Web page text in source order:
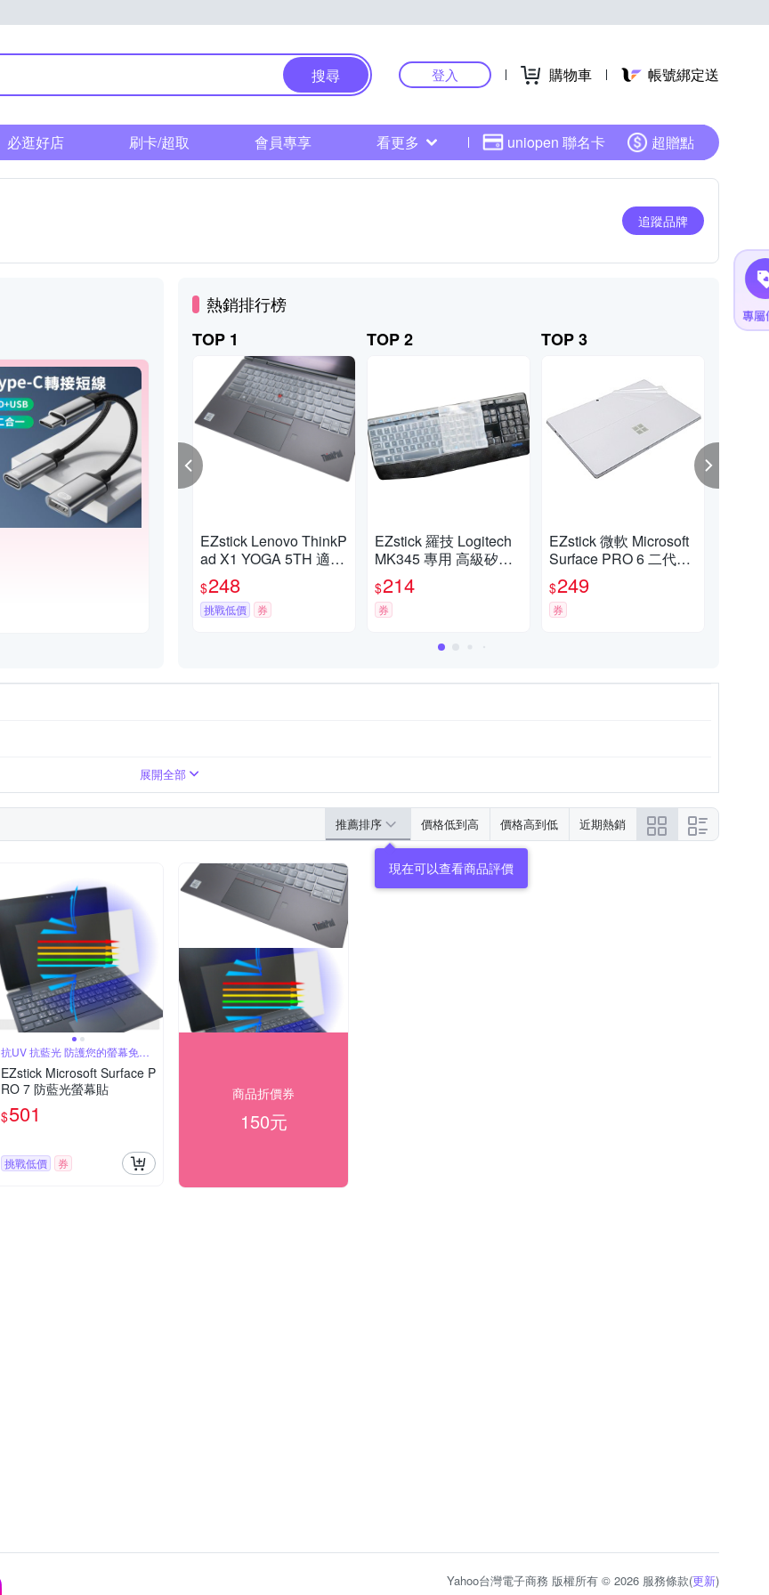
搜尋 登入 購物車 帳號綁定送
必逛好店 刷卡/超取 會員專享 看更多 uniopen 聯名卡 超贈點
追蹤品牌
熱銷排行榜
TOP 1
EZstick Lenovo ThinkP
ad X1 YOGA 5TH 適用
奈米銀抗菌 TPU 鍵盤
膜
$248
挑戰低價 券
TOP 2
EZstick 羅技 Logitech
MK345 專用 高級矽膠
鍵盤膜
$214
券
TOP 3
EZstick 微軟 Microsoft
Surface PRO 6 二代透
氣機身保護膜
$249
券
展開全部
推薦排序 價格低到高 價格高到低 近期熱銷
現在可以查看商品評價
抗UV 抗藍光 防護您的螢幕免於
刮損
EZstick Microsoft Surface P
RO 7 防藍光螢幕貼
$501
挑戰低價 券
商品折價券
150元
Yahoo台灣電子商務 版權所有 © 2026 服務條款(更新)